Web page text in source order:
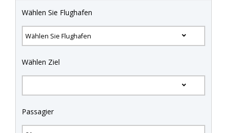
Wählen Sie Flughafen
Wählen Ziel
Passagier